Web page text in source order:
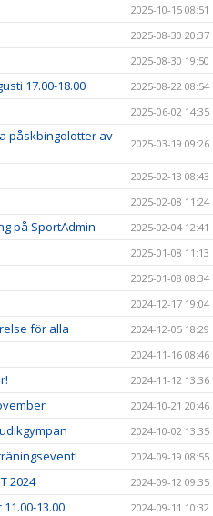
2025-10-15 08:51
2025-08-30 20:37
2025-08-30 19:50
17.00-18.00 2025-08-22 08:54
2025-06-02 14:35
påskbingolotter av
2025-03-19 09:26
2025-02-13 08:43
2025-02-08 11:24
på SportAdmin 2025-02-04 12:41
2025-01-08 11:13
2025-01-08 08:34
2024-12-17 19:04
för alla 2024-12-05 18:29
2024-11-16 08:46
2024-11-12 13:36
2024-10-21 20:46
2024-10-02 13:35
2024-09-19 08:55
2024 2024-09-12 09:35
13.00 2024-09-11 10:32